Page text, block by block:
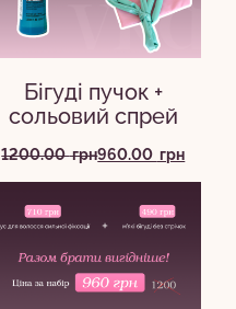
Бігуді пучок +
сольовий спрей
1200.00грнОригінальна
грн.
960.00 грн
Поточна
грн.